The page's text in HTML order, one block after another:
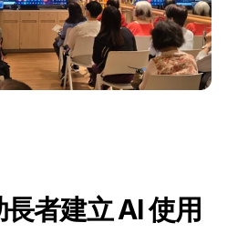
者建立 AI 使用